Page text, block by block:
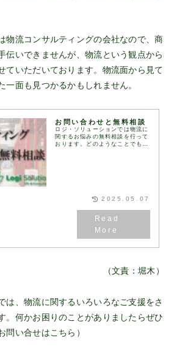
物流コンサルティングの会社なので、商
伝いできませんが、物流という観点から
ていただいております。物流面から見て
一面も見つかるかもしれません。
お問い合わせと無料相談
ロジ・ソリューションでは物流に
関するお悩みの無料相談を行って
おります。どのようなことでもお
2025.05.07
（文責：堀木）
は、物流に関するいろいろなご支援をさ
。何かお困りのことがありましたらぜひ
問い合せはこちら ）